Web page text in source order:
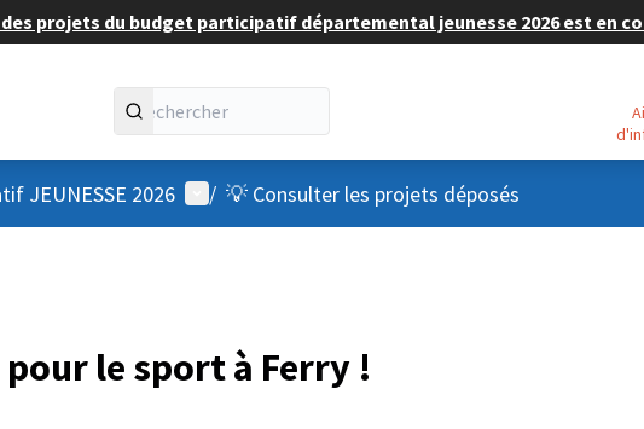
projets du budget participatif départemental jeunesse 2026 est en
Aide - Plus
JEUNESSE 2026 Menu utilisateur
/ 💡 Consulter les projets déposés
le sport à Ferry !